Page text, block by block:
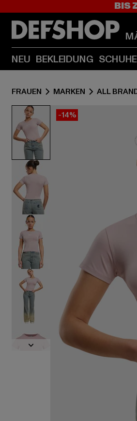
BIS
NEU BEKLEIDUNG SCHUHE
FRAUEN MARKEN ALL
-14%